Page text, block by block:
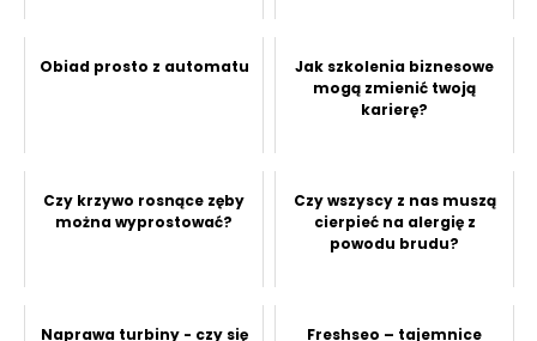
Obiad prosto z automatu
Jak szkolenia biznesowe
mogą zmienić twoją
karierę?
Czy krzywo rosnące zęby
można wyprostować?
Czy wszyscy z nas muszą
cierpieć na alergię z
powodu brudu?
Naprawa turbiny - czy się
Freshseo – tajemnice